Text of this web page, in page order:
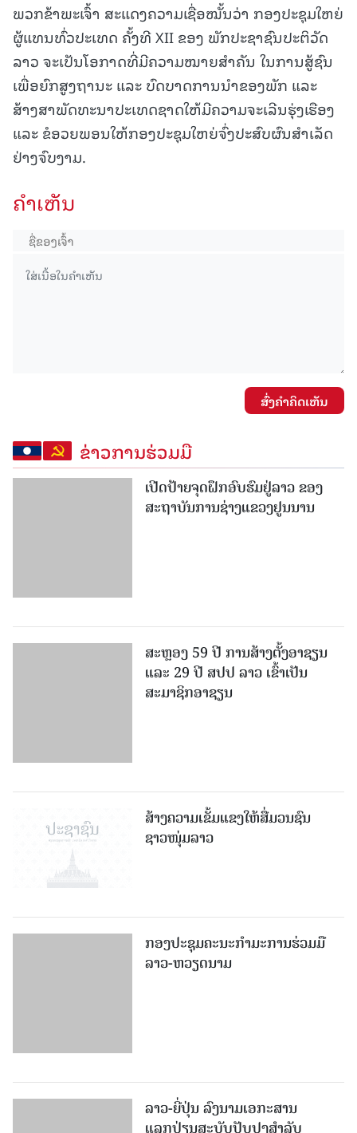
ພວກຂ້າພະເຈົ້າ ສະແດງຄວາມເຊື່ອໝັ້ນວ່າ ກອງປະຊຸມໃຫຍ່
ຜູ້ແທນທົ່ວປະເທດ ຄັ້ງທີ XII ຂອງ ພັກປະຊາຊົນປະຕິວັດ
ລາວ ຈະເປັນໂອກາດທີ່ມີຄວາມໝາຍສໍາຄັນ ໃນການສູ້ຊົນ
ເພື່ອຍົກສູງຖານະ ແລະ ບົດບາດການນໍາຂອງພັກ ແລະ
ສ້າງສາພັດທະນາປະເທດຊາດໃຫ້ມີຄວາມຈະເລີນຮຸ່ງເຮືອງ
ແລະ ຂໍອວຍພອນໃຫ້ກອງປະຊຸມໃຫຍ່ຈົ່ງປະສົບຜົນສໍາເລັດ
ຢ່າງຈົບງາມ.
ຄໍາເຫັນ
ສົ່ງຄໍາຄິດເຫັນ
ຂ່າວການຮ່ວມມື
ເປີດປ້າຍຈຸດຝຶກອົບຮົມຢູ່ລາວ ຂອງ
ສະຖາບັນການຊ່າງແຂວງຢູນນານ
ສະຫຼອງ 59 ປີ ການສ້າງຕັ້ງອາຊຽນ
ແລະ 29 ປີ ສປປ ລາວ ເຂົ້າເປັນ
ສະມາຊິກອາຊຽນ
ຊາວໜຸ່ມລາວ
ລາວ-ຫວຽດນາມ
ແລກປ່ຽນສະບັບປັບປຸງສໍາລັບ
ໂຄງການປັບປຸງສະໜາມບິນສາກົນວັດ
ໄຕ